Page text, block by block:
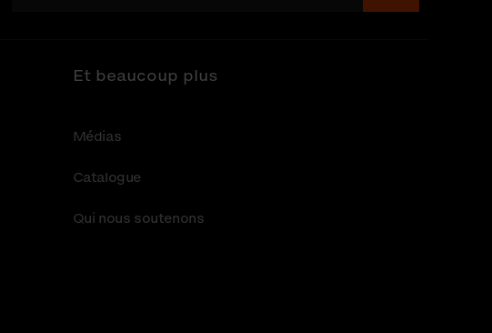
Et beaucoup plus
Médias
Catalogue
Qui nous soutenons